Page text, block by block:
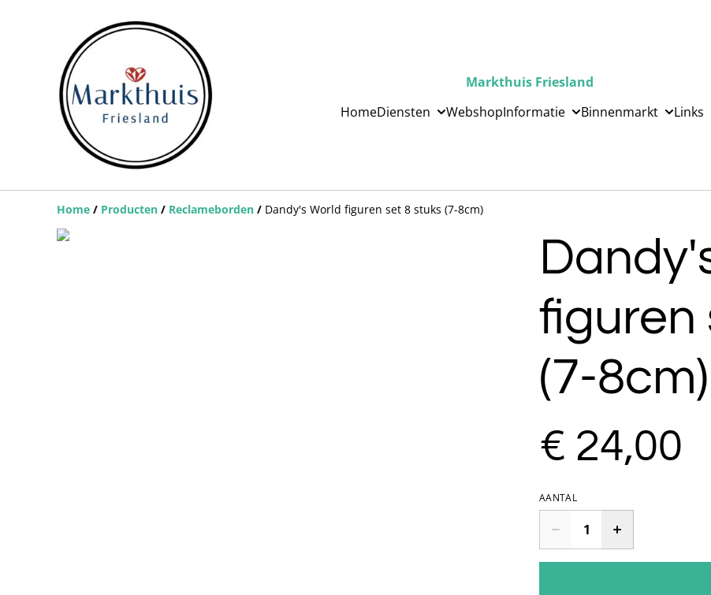
Markthuis Friesland
HomeDiensten WebshopInformatie Binnenmarkt Links
Home / Producten / Reclameborden / Dandy's World figuren set 8 stuks (7-8cm)
figuren
(7-8cm)
€ 24,00
AANTAL